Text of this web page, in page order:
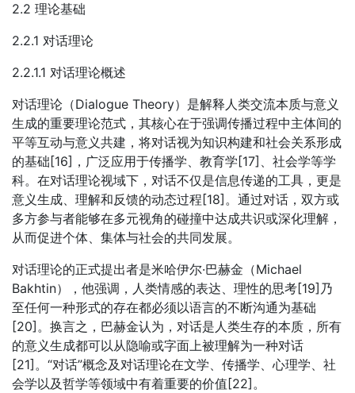
2.2 理论基础
2.2.1 对话理论
2.2.1.1 对话理论概述
对话理论（Dialogue Theory）是解释人类交流本质与意义
生成的重要理论范式，其核心在于强调传播过程中主体间的
平等互动与意义共建，将对话视为知识构建和社会关系形成
的基础[16]，广泛应用于传播学、教育学[17]、社会学等学
科。在对话理论视域下，对话不仅是信息传递的工具，更是
意义生成、理解和反馈的动态过程[18]。通过对话，双方或
多方参与者能够在多元视角的碰撞中达成共识或深化理解，
从而促进个体、集体与社会的共同发展。
对话理论的正式提出者是米哈伊尔·巴赫金（Michael
Bakhtin），他强调，人类情感的表达、理性的思考[19]乃
至任何一种形式的存在都必须以语言的不断沟通为基础
[20]。换言之，巴赫金认为，对话是人类生存的本质，所有
的意义生成都可以从隐喻或字面上被理解为一种对话
[21]。“对话”概念及对话理论在文学、传播学、心理学、社
会学以及哲学等领域中有着重要的价值[22]。